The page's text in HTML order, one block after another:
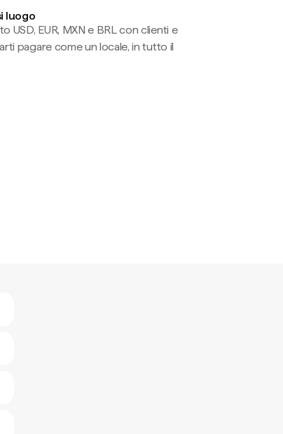
luogo
USD, EUR, MXN e BRL con clienti e
pagare come un locale, in tutto il